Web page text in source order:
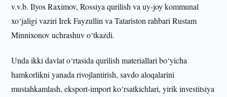
v.v.b. Ilyos Raximov, Rossiya qurilish va uy-joy kommunal
xo‘jaligi vaziri Irek Fayzullin va Tatariston rahbari Rustam
Minnixonov uchrashuv o‘tkazdi.
Unda ikki davlat o‘rtasida qurilish materiallari bo‘yicha
hamkorlikni yanada rivojlantirish, savdo aloqalarini
mustahkamlash, eksport-import ko‘rsatkichlari, yirik investitsiya